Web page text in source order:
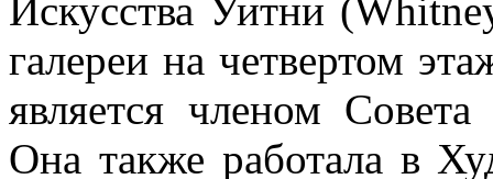
Искусства Уитни
галереи на четвертом
является членом
Она также работала в